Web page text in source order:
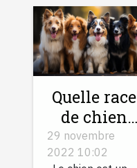
Quelle race
de chien
choisir ?
29 novembre
2022 10:02